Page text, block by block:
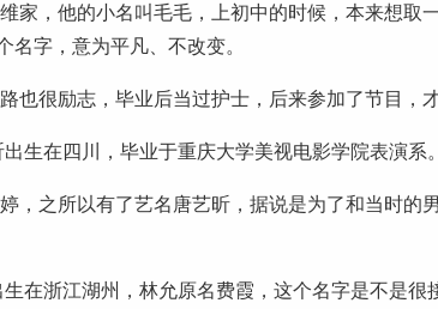
家，他的小名叫毛毛，上初中的时候，本来想取
名字，意为平凡、不改变。
也很励志，毕业后当过护士，后来参加了节目，
生在四川，毕业于重庆大学美视电影学院表演系。
，之所以有了艺名唐艺昕，据说是为了和当时的
在浙江湖州，林允原名费霞，这个名字是不是很